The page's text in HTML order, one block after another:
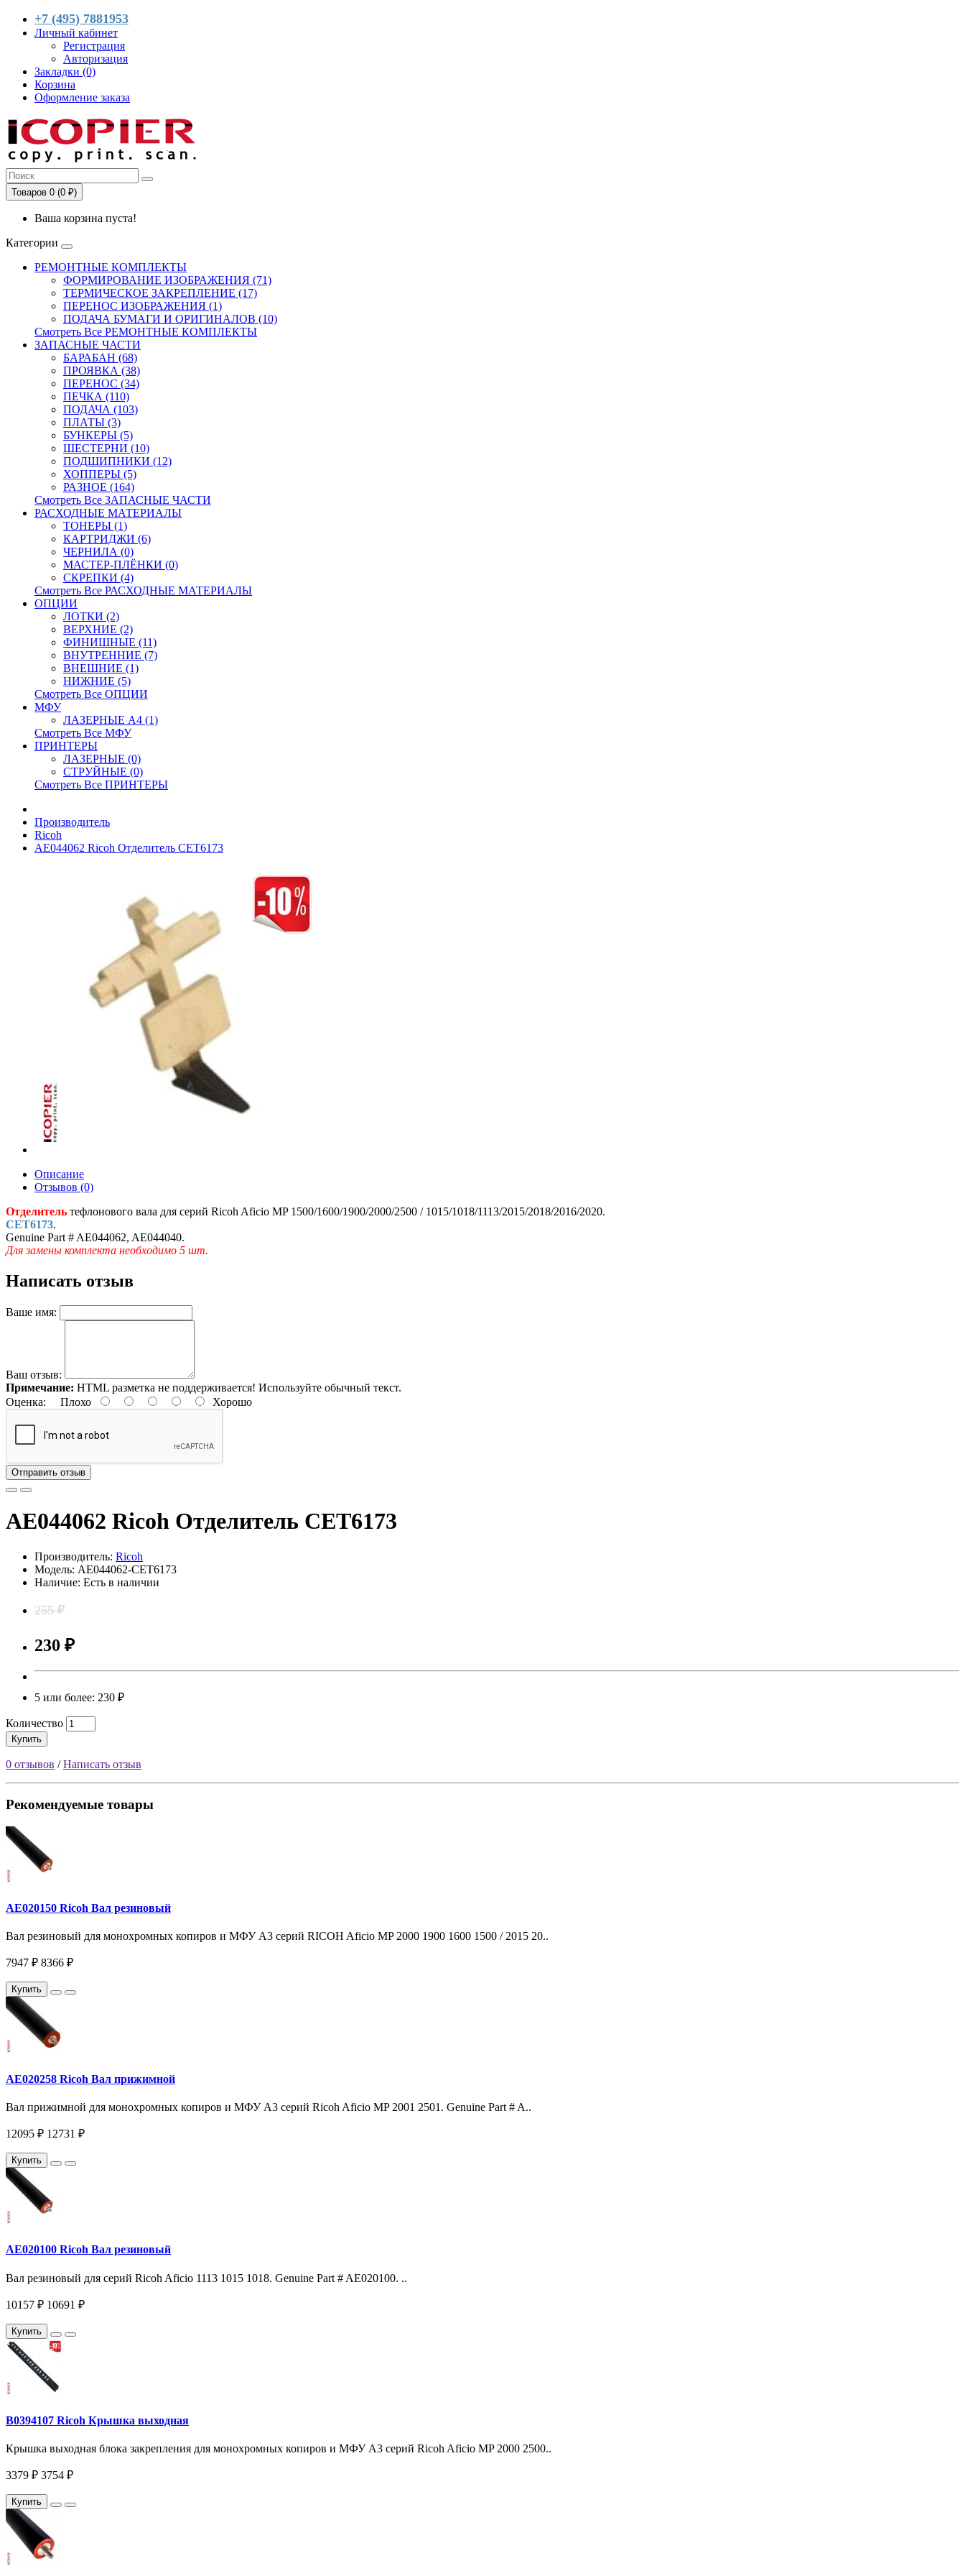
+7 (495) 7881953
Личный кабинет
Регистрация
Авторизация
Закладки (0)
Корзина
Оформление заказа
Товаров 0 (0 ₽)
Ваша корзина пуста!
Категории
РЕМОНТНЫЕ КОМПЛЕКТЫ
ФОРМИРОВАНИЕ ИЗОБРАЖЕНИЯ (71)
ТЕРМИЧЕСКОЕ ЗАКРЕПЛЕНИЕ (17)
ПЕРЕНОС ИЗОБРАЖЕНИЯ (1)
ПОДАЧА БУМАГИ И ОРИГИНАЛОВ (10)
Смотреть Все РЕМОНТНЫЕ КОМПЛЕКТЫ
ЗАПАСНЫЕ ЧАСТИ
БАРАБАН (68)
ПРОЯВКА (38)
ПЕРЕНОС (34)
ПЕЧКА (110)
ПОДАЧА (103)
ПЛАТЫ (3)
БУНКЕРЫ (5)
ШЕСТЕРНИ (10)
ПОДШИПНИКИ (12)
ХОППЕРЫ (5)
РАЗНОЕ (164)
Смотреть Все ЗАПАСНЫЕ ЧАСТИ
РАСХОДНЫЕ МАТЕРИАЛЫ
ТОНЕРЫ (1)
КАРТРИДЖИ (6)
ЧЕРНИЛА (0)
МАСТЕР-ПЛЁНКИ (0)
СКРЕПКИ (4)
Смотреть Все РАСХОДНЫЕ МАТЕРИАЛЫ
ОПЦИИ
ЛОТКИ (2)
ВЕРХНИЕ (2)
ФИНИШНЫЕ (11)
ВНУТРЕННИЕ (7)
ВНЕШНИЕ (1)
НИЖНИЕ (5)
Смотреть Все ОПЦИИ
МФУ
ЛАЗЕРНЫЕ A4 (1)
Смотреть Все МФУ
ПРИНТЕРЫ
ЛАЗЕРНЫЕ (0)
СТРУЙНЫЕ (0)
Смотреть Все ПРИНТЕРЫ
Производитель
Ricoh
AE044062 Ricoh Отделитель CET6173
Описание
Отзывов (0)
Отделитель тефлонового вала для серий Ricoh Aficio MP 1500/1600/1900/2000/2500 / 1015/1018/1113/2015/2018/2016/2020.
CET6173.
Genuine Part # AE044062, AE044040.
Для замены комплекта необходимо 5 шт.
Написать отзыв
Ваше имя:
Ваш отзыв:
Примечание: HTML разметка не поддерживается! Используйте обычный текст.
Оценка: Плохо Хорошо
Отправить отзыв
AE044062 Ricoh Отделитель CET6173
Производитель: Ricoh
Модель: AE044062-CET6173
Наличие: Есть в наличии
255 ₽
230 ₽
5 или более: 230 ₽
Количество
Купить
0 отзывов /Написать отзыв
Рекомендуемые товары
AE020150 Ricoh Вал резиновый
Вал резиновый для монохромных копиров и МФУ A3 серий RICOH Aficio MP 2000 1900 1600 1500 / 2015 20..
7947 ₽ 8366 ₽
Купить
AE020258 Ricoh Вал прижимной
Вал прижимной для монохромных копиров и МФУ A3 серий Ricoh Aficio MP 2001 2501. Genuine Part # A..
12095 ₽ 12731 ₽
Купить
AE020100 Ricoh Вал резиновый
Вал резиновый для серий Ricoh Aficio 1113 1015 1018. Genuine Part # AE020100. ..
10157 ₽ 10691 ₽
Купить
B0394107 Ricoh Крышка выходная
Крышка выходная блока закрепления для монохромных копиров и МФУ A3 серий Ricoh Aficio MP 2000 2500..
3379 ₽ 3754 ₽
Купить